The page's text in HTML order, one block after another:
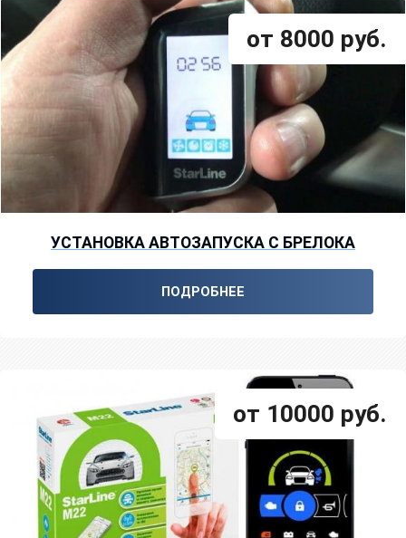
УСТАНОВКА АВТОЗАПУСКА С БРЕЛОКА
от 8000 руб.
ПОДРОБНЕЕ
от 10000 руб.